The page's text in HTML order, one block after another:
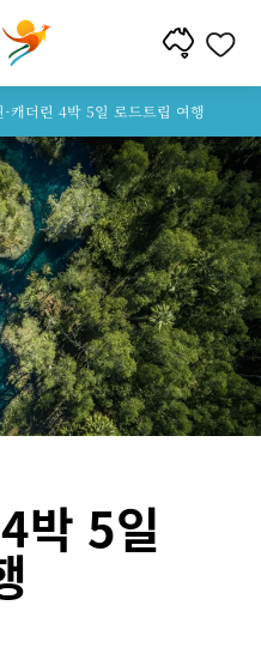
-캐더린 4박 5일 로드트립 여행
박 5일